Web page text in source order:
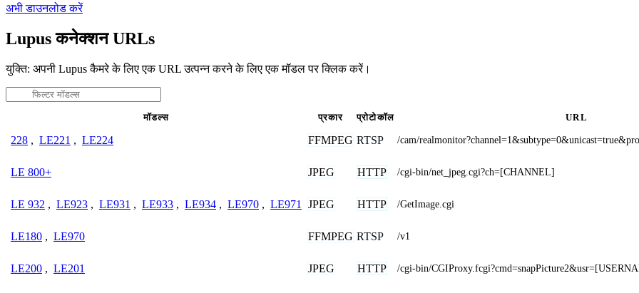
अभी डाउनलोड करें
Lupus कनेक्शन URLs
युक्ति: अपनी Lupus कैमरे के लिए एक URL उत्पन्न करने के लिए एक मॉडल पर क्लिक करें।
मॉडल्स प्रकार प्रोटोकॉल URL
228 , LE221 , LE224 FFMPEG RTSP /cam/
LE 800+ JPEG HTTP /cgi-bin/net_jpeg.cgi?ch=[CHANNEL]
LE 932 , LE923 , LE931 , LE933 , LE934 , LE970 , LE971 JPEG HTTP /GetImage.cgi
LE180 , LE970 FFMPEG RTSP /v1
LE200 , LE201 JPEG HTTP /cgi-bin/